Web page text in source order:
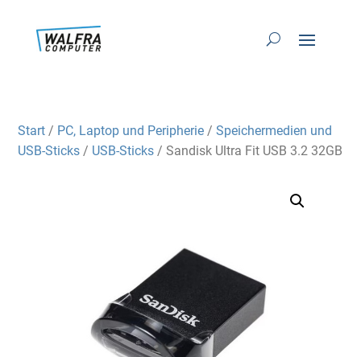
Start / PC, Laptop und Peripherie /Speichermedien und
USB-Sticks / USB-Sticks / Sandisk Ultra Fit USB 3.2 32GB